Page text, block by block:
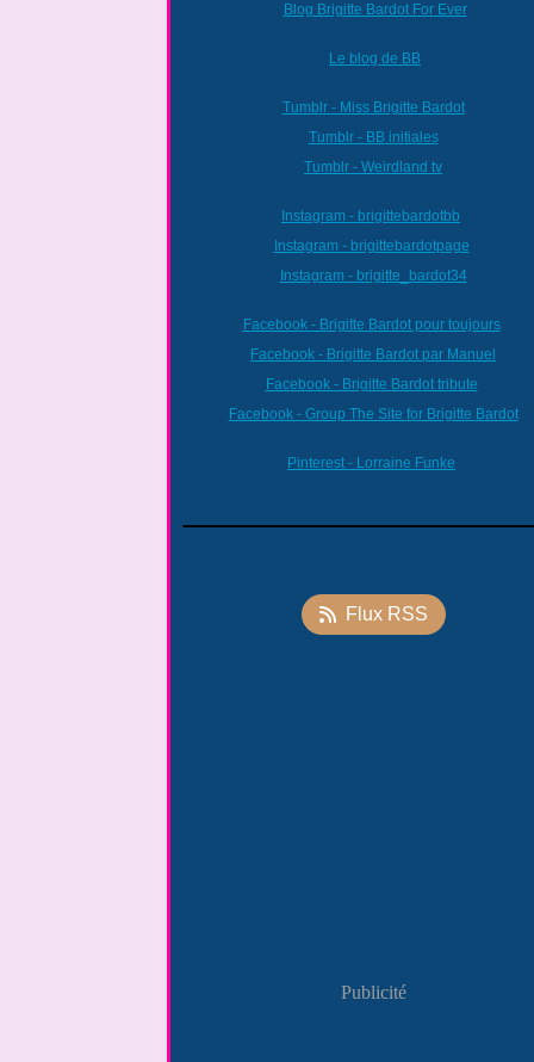
Blog Brigitte Bardot For Ever
Le blog de BB
Tumblr - Miss Brigitte Bardot
Tumblr - BB initiales
Tumblr - Weirdland tv
Instagram - brigittebardotbb
Instagram - brigittebardotpage
Instagram - brigitte_bardot34
Facebook - Brigitte Bardot pour toujours
Facebook - Brigitte Bardot par Manuel
Facebook - Brigitte Bardot tribute
Facebook - Group The Site for Brigitte Bardot
Pinterest - Lorraine Funke
Flux RSS
Publicité